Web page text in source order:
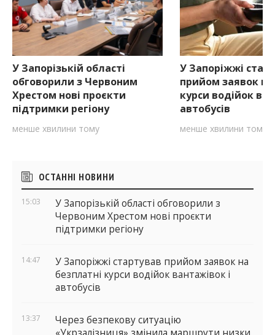
У Запорізькій області
обговорили з Червоним
Хрестом нові проєкти
підтримки регіону
менше хвилини тому
У Запоріжжі
прийом заявок на
курси водійок
автобусів
менше хвилини тому
Бічні
віджети
ОСТАННІ НОВИНИ
15:03
У Запорізькій області обговорили з
Червоним Хрестом нові проєкти
підтримки регіону
14:47
У Запоріжжі стартував прийом заявок на
безплатні курси водійок вантажівок і
автобусів
13:37
Через безпекову ситуацію